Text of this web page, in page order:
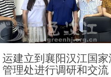
运建立到襄阳汉江国
管理处进行调研和交流